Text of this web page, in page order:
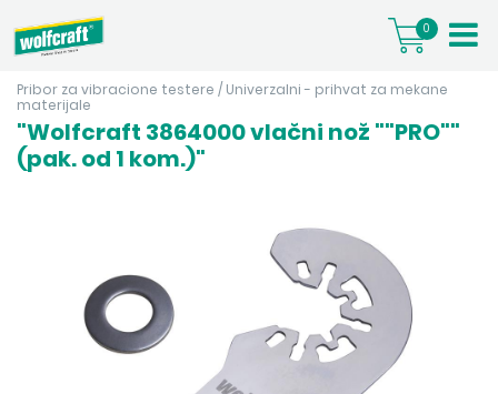
0
Pribor za vibracione testere / Univerzalni - prihvat za mekane
materijale
"Wolfcraft 3864000 vlačni nož ""PRO""
(pak. od 1 kom.)"